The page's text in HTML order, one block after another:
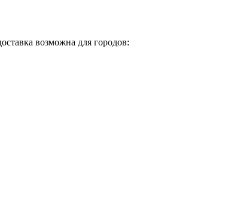
возможна для городов: